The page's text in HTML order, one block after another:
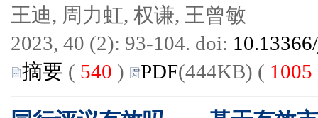
王迪, 周力虹, 权谦, 王曾敏
2023, 40 (2): 93-104. doi:
摘要 ( 540 ) PDF(444KB) ( 1005